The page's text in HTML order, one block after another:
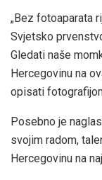
„Bez fotoaparata
Svjetsko
Gledati naše
Hercegovinu na
opisati
Posebno je
svojim radom,
Hercegovinu na